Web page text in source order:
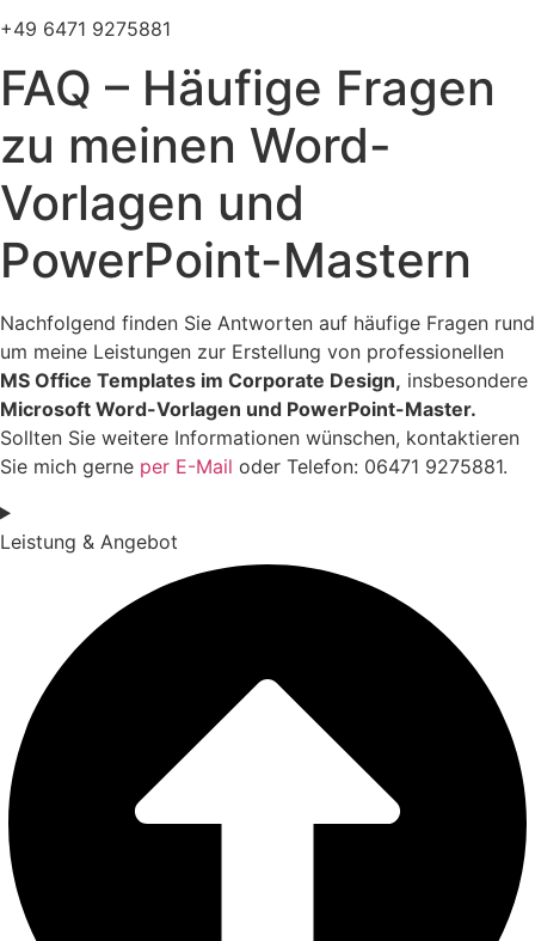
+49 6471 9275881
FAQ – Häufige Fragen
zu meinen Word-
Vorlagen und
PowerPoint-Mastern
Nachfolgend finden Sie Antworten auf häufige Fragen rund
um meine Leistungen zur Erstellung von professionellen
MS Office Templates im Corporate Design, insbesondere
Microsoft Word-Vorlagen und PowerPoint-Master.
Sollten Sie weitere Informationen wünschen, kontaktieren
Sie mich gerne per E-Mail oder Telefon: 06471 9275881.
Leistung & Angebot